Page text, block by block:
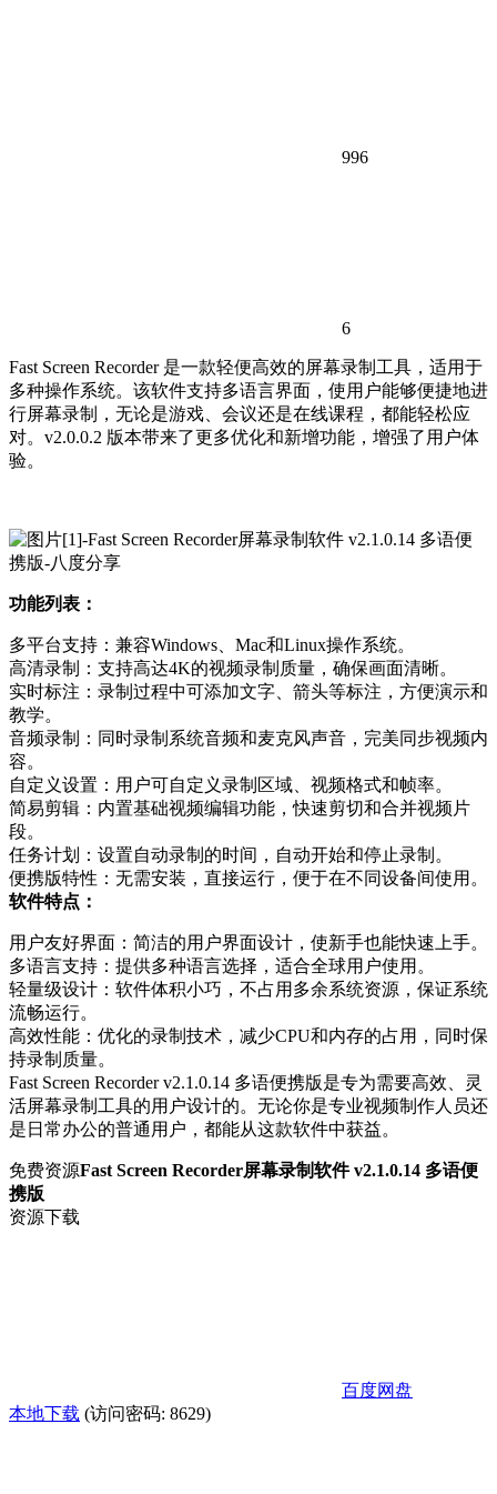
996
6
Fast Screen Recorder 是一款轻便高效的屏幕录制工具，适用于
多种操作系统。该软件支持多语言界面，使用户能够便捷地进
行屏幕录制，无论是游戏、会议还是在线课程，都能轻松应
对。v2.0.0.2 版本带来了更多优化和新增功能，增强了用户体
验。
功能列表：
多平台支持：兼容Windows、Mac和Linux操作系统。
高清录制：支持高达4K的视频录制质量，确保画面清晰。
实时标注：录制过程中可添加文字、箭头等标注，方便演示和
教学。
音频录制：同时录制系统音频和麦克风声音，完美同步视频内
容。
自定义设置：用户可自定义录制区域、视频格式和帧率。
简易剪辑：内置基础视频编辑功能，快速剪切和合并视频片
段。
任务计划：设置自动录制的时间，自动开始和停止录制。
便携版特性：无需安装，直接运行，便于在不同设备间使用。
软件特点：
用户友好界面：简洁的用户界面设计，使新手也能快速上手。
多语言支持：提供多种语言选择，适合全球用户使用。
轻量级设计：软件体积小巧，不占用多余系统资源，保证系统
流畅运行。
高效性能：优化的录制技术，减少CPU和内存的占用，同时保
持录制质量。
Fast Screen Recorder v2.1.0.14 多语便携版是专为需要高效、灵
活屏幕录制工具的用户设计的。无论你是专业视频制作人员还
是日常办公的普通用户，都能从这款软件中获益。
免费资源Fast Screen Recorder屏幕录制软件 v2.1.0.14 多语便
携版
资源下载
百度网盘
本地下载 (访问密码: 8629)